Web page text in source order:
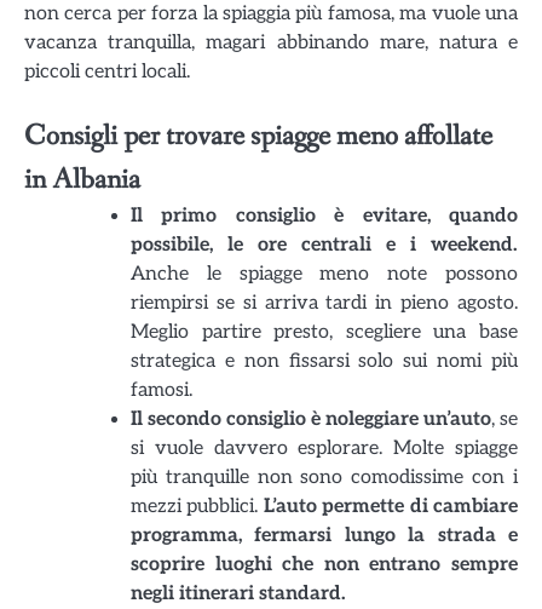
non cerca per forza la spiaggia più famosa, ma vuole una
vacanza tranquilla, magari abbinando mare, natura e
piccoli centri locali.
Consigli per trovare spiagge meno affollate
in Albania
Il primo consiglio è evitare, quando
possibile, le ore centrali e i weekend.
Anche le spiagge meno note possono
riempirsi se si arriva tardi in pieno agosto.
Meglio partire presto, scegliere una base
strategica e non fissarsi solo sui nomi più
famosi.
Il secondo consiglio è noleggiare un’auto, se
si vuole davvero esplorare. Molte spiagge
più tranquille non sono comodissime con i
mezzi pubblici. L’auto permette di cambiare
programma, fermarsi lungo la strada e
scoprire luoghi che non entrano sempre
negli itinerari standard.